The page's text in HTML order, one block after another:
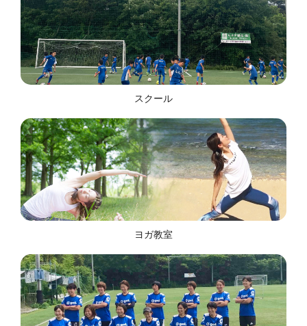
スクール
ヨガ教室